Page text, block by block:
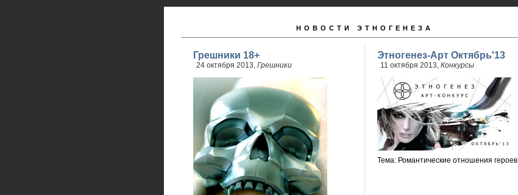
НОВОСТИ ЭТНОГЕНЕЗА
Грешники 18+
24 октября 2013, Грешники
Этногенез-Арт Октябрь'13
11 октября 2013, Конкурсы
Тема: Романтические отношения героев